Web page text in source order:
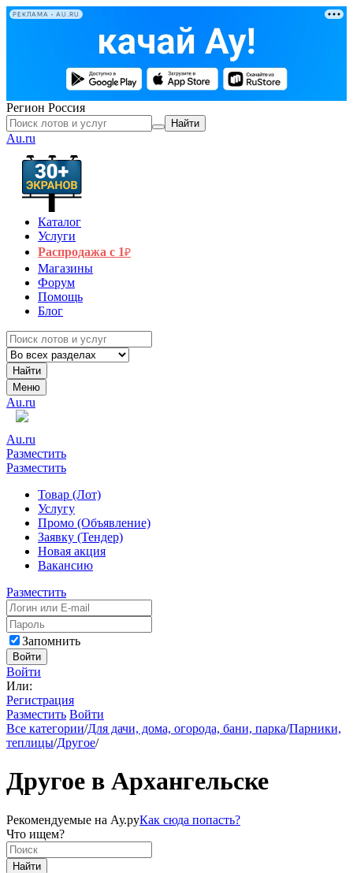
РЕКЛАМА • AU.RU
Регион Россия
Найти
Au.ru
Каталог
Услуги
Распродажа с 1₽
Магазины
Форум
Помощь
Блог
Найти
Меню
Au.ru
Au.ru
Разместить
Разместить
Товар (Лот)
Услугу
Промо (Объявление)
Заявку (Тендер)
Новая акция
Вакансию
Разместить
Запомнить
Войти
Войти
Или:
Регистрация
Разместить Войти
Все категории/Для дачи, дома, огорода, бани, парка/Парники,
теплицы/Другое/
Другое в Архангельске
Рекомендуемые на Ау.руКак сюда попасть?
Что ищем?
Найти